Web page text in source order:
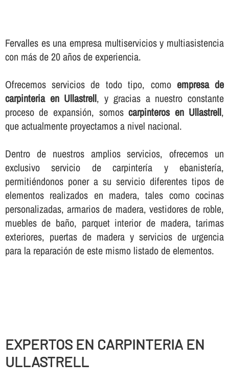
Fervalles es una empresa multiservicios y multiasistencia
con más de 20 años de experiencia.
Ofrecemos servicios de todo tipo, como empresa de
carpinteria en Ullastrell, y gracias a nuestro constante
proceso de expansión, somoscarpinteros en Ullastrell,
que actualmente proyectamos a nivel nacional.
Dentro de nuestros amplios servicios, ofrecemos un
exclusivo servicio de carpinterí­a y ebanisterí­a,
permitiéndonos poner a su servicio diferentes tipos de
elementos realizados en madera, tales como cocinas
personalizadas, armarios de madera, vestidores de roble,
muebles de baño, parquet interior de madera, tarimas
exteriores, puertas de madera y servicios de urgencia
para la reparación de este mismo listado de elementos.
EXPERTOS EN CARPINTERIA EN
ULLASTRELL